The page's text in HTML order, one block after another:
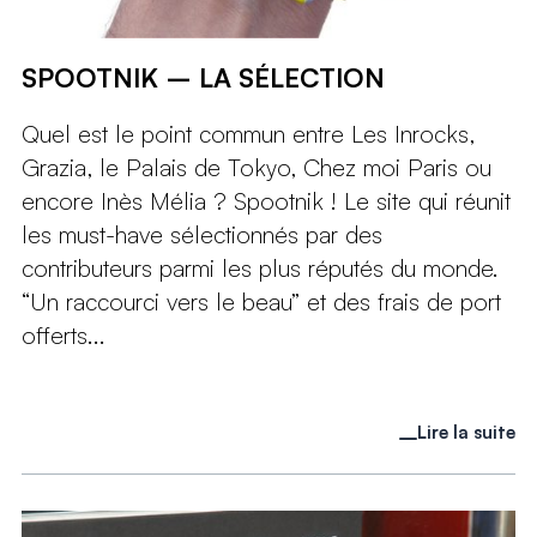
SPOOTNIK – LA SÉLECTION
Quel est le point commun entre Les Inrocks,
Grazia, le Palais de Tokyo, Chez moi Paris ou
encore Inès Mélia ? Spootnik ! Le site qui réunit
les must-have sélectionnés par des
contributeurs parmi les plus réputés du monde.
“Un raccourci vers le beau” et des frais de port
offerts...
Lire la suite